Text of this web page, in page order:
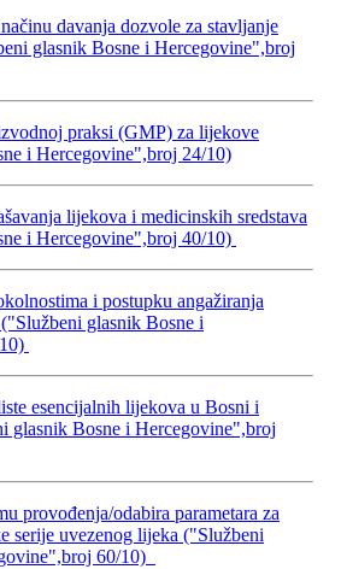
davanja dozvole za stavljanje
glasnik Bosne i Hercegovine",broj
praksi (GMP) za lijekove
i Hercegovine",broj 24/10)
lijekova i medicinskih sredstava
i Hercegovine",broj 40/10)
i postupku angažiranja
glasnik Bosne i
esencijalnih lijekova u Bosni i
glasnik Bosne i Hercegovine",broj
provođenja/odabira parametara za
serije uvezenog lijeka ("Službeni
60/10)